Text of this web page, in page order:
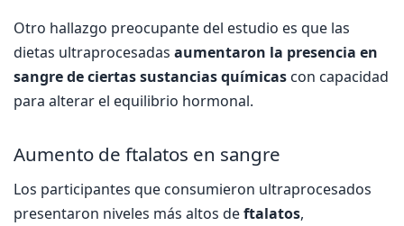
Otro hallazgo preocupante del estudio es que las
dietas ultraprocesadas aumentaron la presencia en
sangre de ciertas sustancias químicas con capacidad
para alterar el equilibrio hormonal.
Aumento de ftalatos en sangre
Los participantes que consumieron ultraprocesados
presentaron niveles más altos deftalatos,